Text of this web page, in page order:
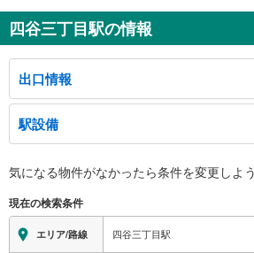
四谷三丁目駅の情報
出口情報
１出口
バスのりば、駐日韓国文化院（コリアセンター）
ター、信濃町シニア活動館、慶應義塾大学病院、
ホール、四谷特別出張所、四谷図書館、新宿御苑
苑東通り、外苑西通り、大京町、信濃町、内藤町
２出口
四谷消防署、消防博物館、バスのりば、四谷ひろ
都営新宿線曙橋駅、花園小学校、富久小学校、新
駅設備
※段差なしでの移動経路
地上⇔改札⇔ホーム：○
（※一部の経路：△）
エレベータ
気になる物件がなかったら条件を変更しよ
現在の検索条件
エリア/路線 四谷三丁目駅